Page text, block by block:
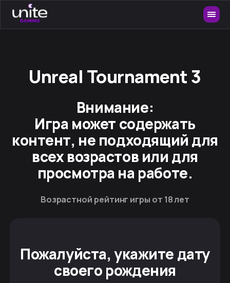
Unreal Tournament 3
Внимание:
Игра может содержать
контент, не подходящий для
всех возрастов или для
просмотра на работе.
Возрастной рейтинг игры от 18 лет
Пожалуйста, укажите дату
своего рождения